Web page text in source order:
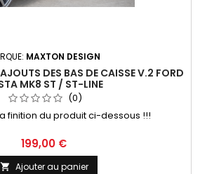
MAXTON DESIGN
DES BAS DE CAISSE V.2 FORD
MK8 ST / ST-LINE
(0)
finition du produit ci-dessous !!!
Prix
199,00 €
 Ajouter au panier